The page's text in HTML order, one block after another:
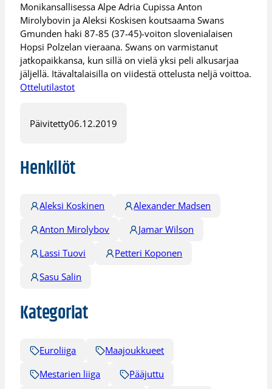
Monikansallisessa Alpe Adria Cupissa Anton
Mirolybovin ja Aleksi Koskisen koutsaama Swans
Gmunden haki 87-85 (37-45)-voiton slovenialaisen
Hopsi Polzelan vieraana. Swans on varmistanut
jatkopaikkansa, kun sillä on vielä yksi peli alkusarjaa
jäljellä. Itävaltalaisilla on viidestä ottelusta neljä voittoa.
Ottelutilastot
Päivitetty06.12.2019
Henkilöt
Aleksi Koskinen
Alexander Madsen
Anton Mirolybov
Jamar Wilson
Lassi Tuovi
Petteri Koponen
Sasu Salin
Kategoriat
Euroliiga
Maajoukkueet
Mestarien liiga
Pääjuttu